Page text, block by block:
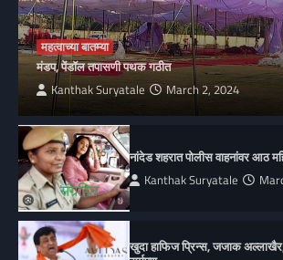
महत्वाच्या बातम्या
मंडप, पेंडॉल तपासणी पथक गठीत
Kanthak Suryatale March 2, 2024
नांदेड शहरात पोलीस वाहनांवर आठ
Kanthak Suryatale
खुदा हाफिज प्रिन्स, जजाक